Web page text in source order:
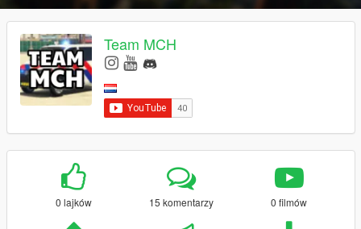
Team MCH
0 lajków 15 komentarzy 0 filmów